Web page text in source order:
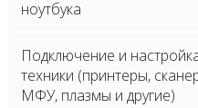
ноутбука
Подключение и
техники (принтеры,
МФУ, плазмы и другие)